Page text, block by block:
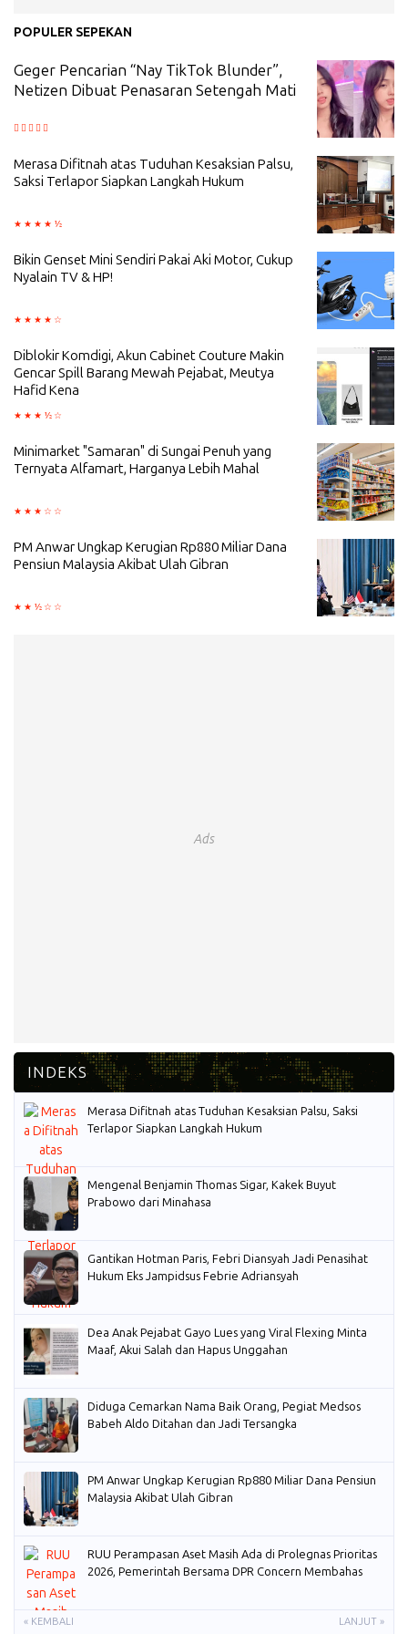
POPULER SEPEKAN
Geger Pencarian “Nay TikTok Blunder”,
Netizen Dibuat Penasaran Setengah Mati
Merasa Difitnah atas Tuduhan Kesaksian Palsu,
Saksi Terlapor Siapkan Langkah Hukum
Bikin Genset Mini Sendiri Pakai Aki Motor, Cukup
Nyalain TV & HP!
Diblokir Komdigi, Akun Cabinet Couture Makin
Gencar Spill Barang Mewah Pejabat, Meutya
Hafid Kena
Minimarket "Samaran" di Sungai Penuh yang
Ternyata Alfamart, Harganya Lebih Mahal
PM Anwar Ungkap Kerugian Rp880 Miliar Dana
Pensiun Malaysia Akibat Ulah Gibran
Ads
Merasa Difitnah atas Tuduhan Kesaksian Palsu, Saksi
Terlapor Siapkan Langkah Hukum
Mengenal Benjamin Thomas Sigar, Kakek Buyut
Prabowo dari Minahasa
Gantikan Hotman Paris, Febri Diansyah Jadi Penasihat
Hukum Eks Jampidsus Febrie Adriansyah
Dea Anak Pejabat Gayo Lues yang Viral Flexing Minta
Maaf, Akui Salah dan Hapus Unggahan
Diduga Cemarkan Nama Baik Orang, Pegiat Medsos
Babeh Aldo Ditahan dan Jadi Tersangka
PM Anwar Ungkap Kerugian Rp880 Miliar Dana Pensiun
Malaysia Akibat Ulah Gibran
RUU Perampasan Aset Masih Ada di Prolegnas Prioritas
2026, Pemerintah Bersama DPR Concern Membahas
« KEMBALI LANJUT »